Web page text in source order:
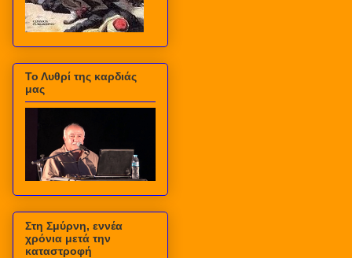
Το Λυθρί της καρδιάς
μας
Στη Σμύρνη, εννέα
χρόνια μετά την
καταστροφή